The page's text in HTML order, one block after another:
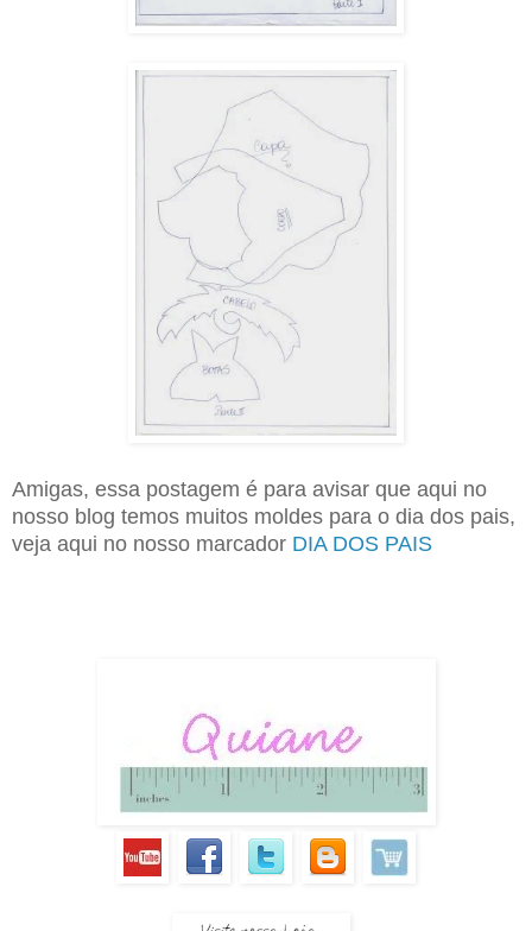
Amigas, essa postagem é para avisar que aqui no
nosso blog temos muitos moldes para o dia dos pais,
veja aqui no nosso marcador DIA DOS PAIS